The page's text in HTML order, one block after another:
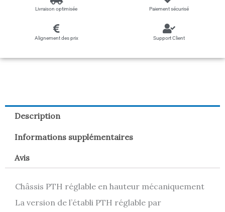
Livraison optimisée Paiement sécurisé
Alignement des prix Support Client
Description
Informations supplémentaires
Avis
Châssis PTH réglable en hauteur mécaniquement
La version de l’établi PTH réglable par